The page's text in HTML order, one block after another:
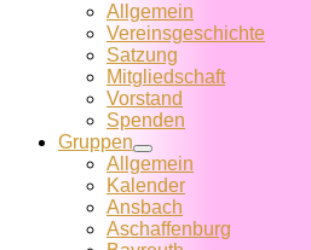
Allgemein
Vereins­geschichte
Satzung
Mitglied­schaft
Vorstand
Spenden
Gruppen
Allgemein
Kalender
Ansbach
Aschaffenburg